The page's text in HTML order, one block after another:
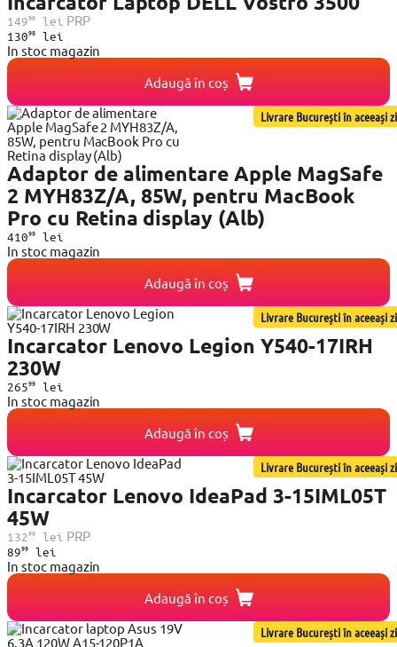
14999lei PRP
13098lei
In stoc magazin
Adaugă în coș
Livrare București în aceeași zi
Adaptor de alimentare Apple MagSafe
2 MYH83Z/A, 85W, pentru MacBook
Pro cu Retina display (Alb)
41099lei
In stoc magazin
Adaugă în coș
Livrare București în aceeași zi
Incarcator Lenovo Legion Y540-17IRH
230W
26599lei
In stoc magazin
Adaugă în coș
Livrare București în aceeași zi
Incarcator Lenovo IdeaPad 3-15IML05T
45W
13299lei PRP
8999lei
In stoc magazin
Adaugă în coș
Livrare București în aceeași zi